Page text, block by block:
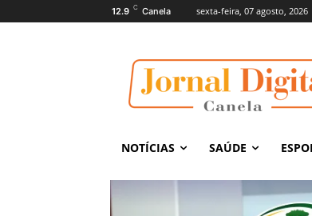
12.9 C Canela sexta-feira, 07 agosto, 2026
NOTÍCIAS SAÚDE